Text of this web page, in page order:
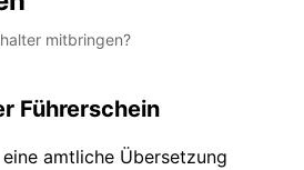
mitbringen?
Führerschein
amtliche Übersetzung